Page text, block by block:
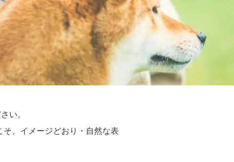
い。
、イメージどおり・自然な表